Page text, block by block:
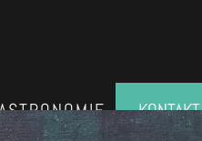
KONTAKT